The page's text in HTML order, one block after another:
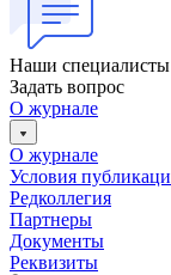
Наши
Задать вопрос
О журнале
О журнале
Условия
Редколлегия
Партнеры
Документы
Реквизиты